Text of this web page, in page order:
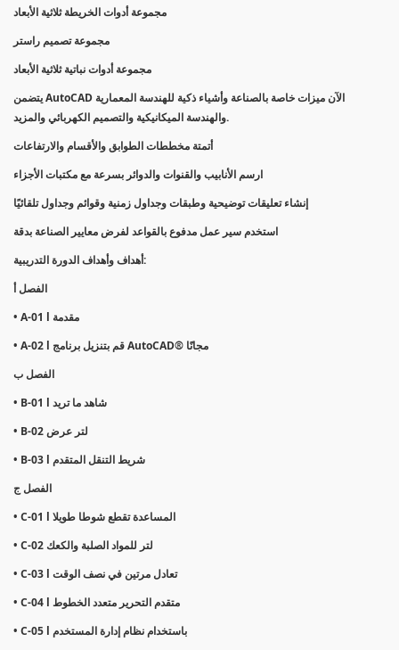
مجموعة أدوات الخريطة ثلاثية الأبعاد
مجموعة تصميم راستر
مجموعة أدوات نباتية ثلاثية الأبعاد
يتضمن AutoCAD الآن ميزات خاصة بالصناعة وأشياء ذكية للهندسة المعمارية
والهندسة الميكانيكية والتصميم الكهربائي والمزيد.
أتمتة مخططات الطوابق والأقسام والارتفاعات
ارسم الأنابيب والقنوات والدوائر بسرعة مع مكتبات الأجزاء
إنشاء تعليقات توضيحية وطبقات وجداول زمنية وقوائم وجداول تلقائيًا
استخدم سير عمل مدفوع بالقواعد لفرض معايير الصناعة بدقة
أهداف وأهداف الدورة التدريبية:
الفصل أ
• A-01 l مقدمة
• A-02 l قم بتنزيل برنامج AutoCAD® مجانًا
الفصل ب
• B-01 l شاهد ما تريد
• B-02 لتر عرض
• B-03 l شريط التنقل المتقدم
الفصل ج
• C-01 l المساعدة تقطع شوطا طويلا
• C-02 لتر للمواد الصلبة والكعك
• C-03 l تعادل مرتين في نصف الوقت
• C-04 l متقدم التحرير متعدد الخطوط
• C-05 l باستخدام نظام إدارة المستخدم